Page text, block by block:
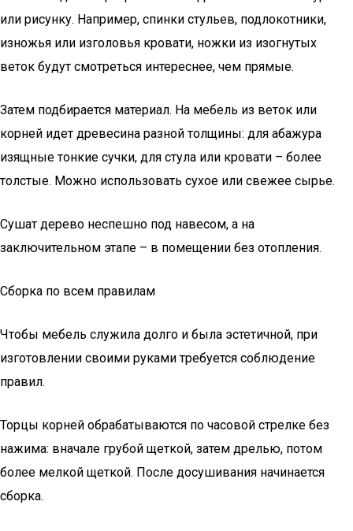
или рисунку. Например, спинки стульев, подлокотники,
изножья или изголовья кровати, ножки из изогнутых
веток будут смотреться интереснее, чем прямые.
Затем подбирается материал. На мебель из веток или
корней идет древесина разной толщины: для абажура
изящные тонкие сучки, для стула или кровати – более
толстые. Можно использовать сухое или свежее сырье.
Сушат дерево неспешно под навесом, а на
заключительном этапе – в помещении без отопления.
Сборка по всем правилам
Чтобы мебель служила долго и была эстетичной, при
изготовлении своими руками требуется соблюдение
правил.
Торцы корней обрабатываются по часовой стрелке без
нажима: вначале грубой щеткой, затем дрелью, потом
более мелкой щеткой. После досушивания начинается
сборка.